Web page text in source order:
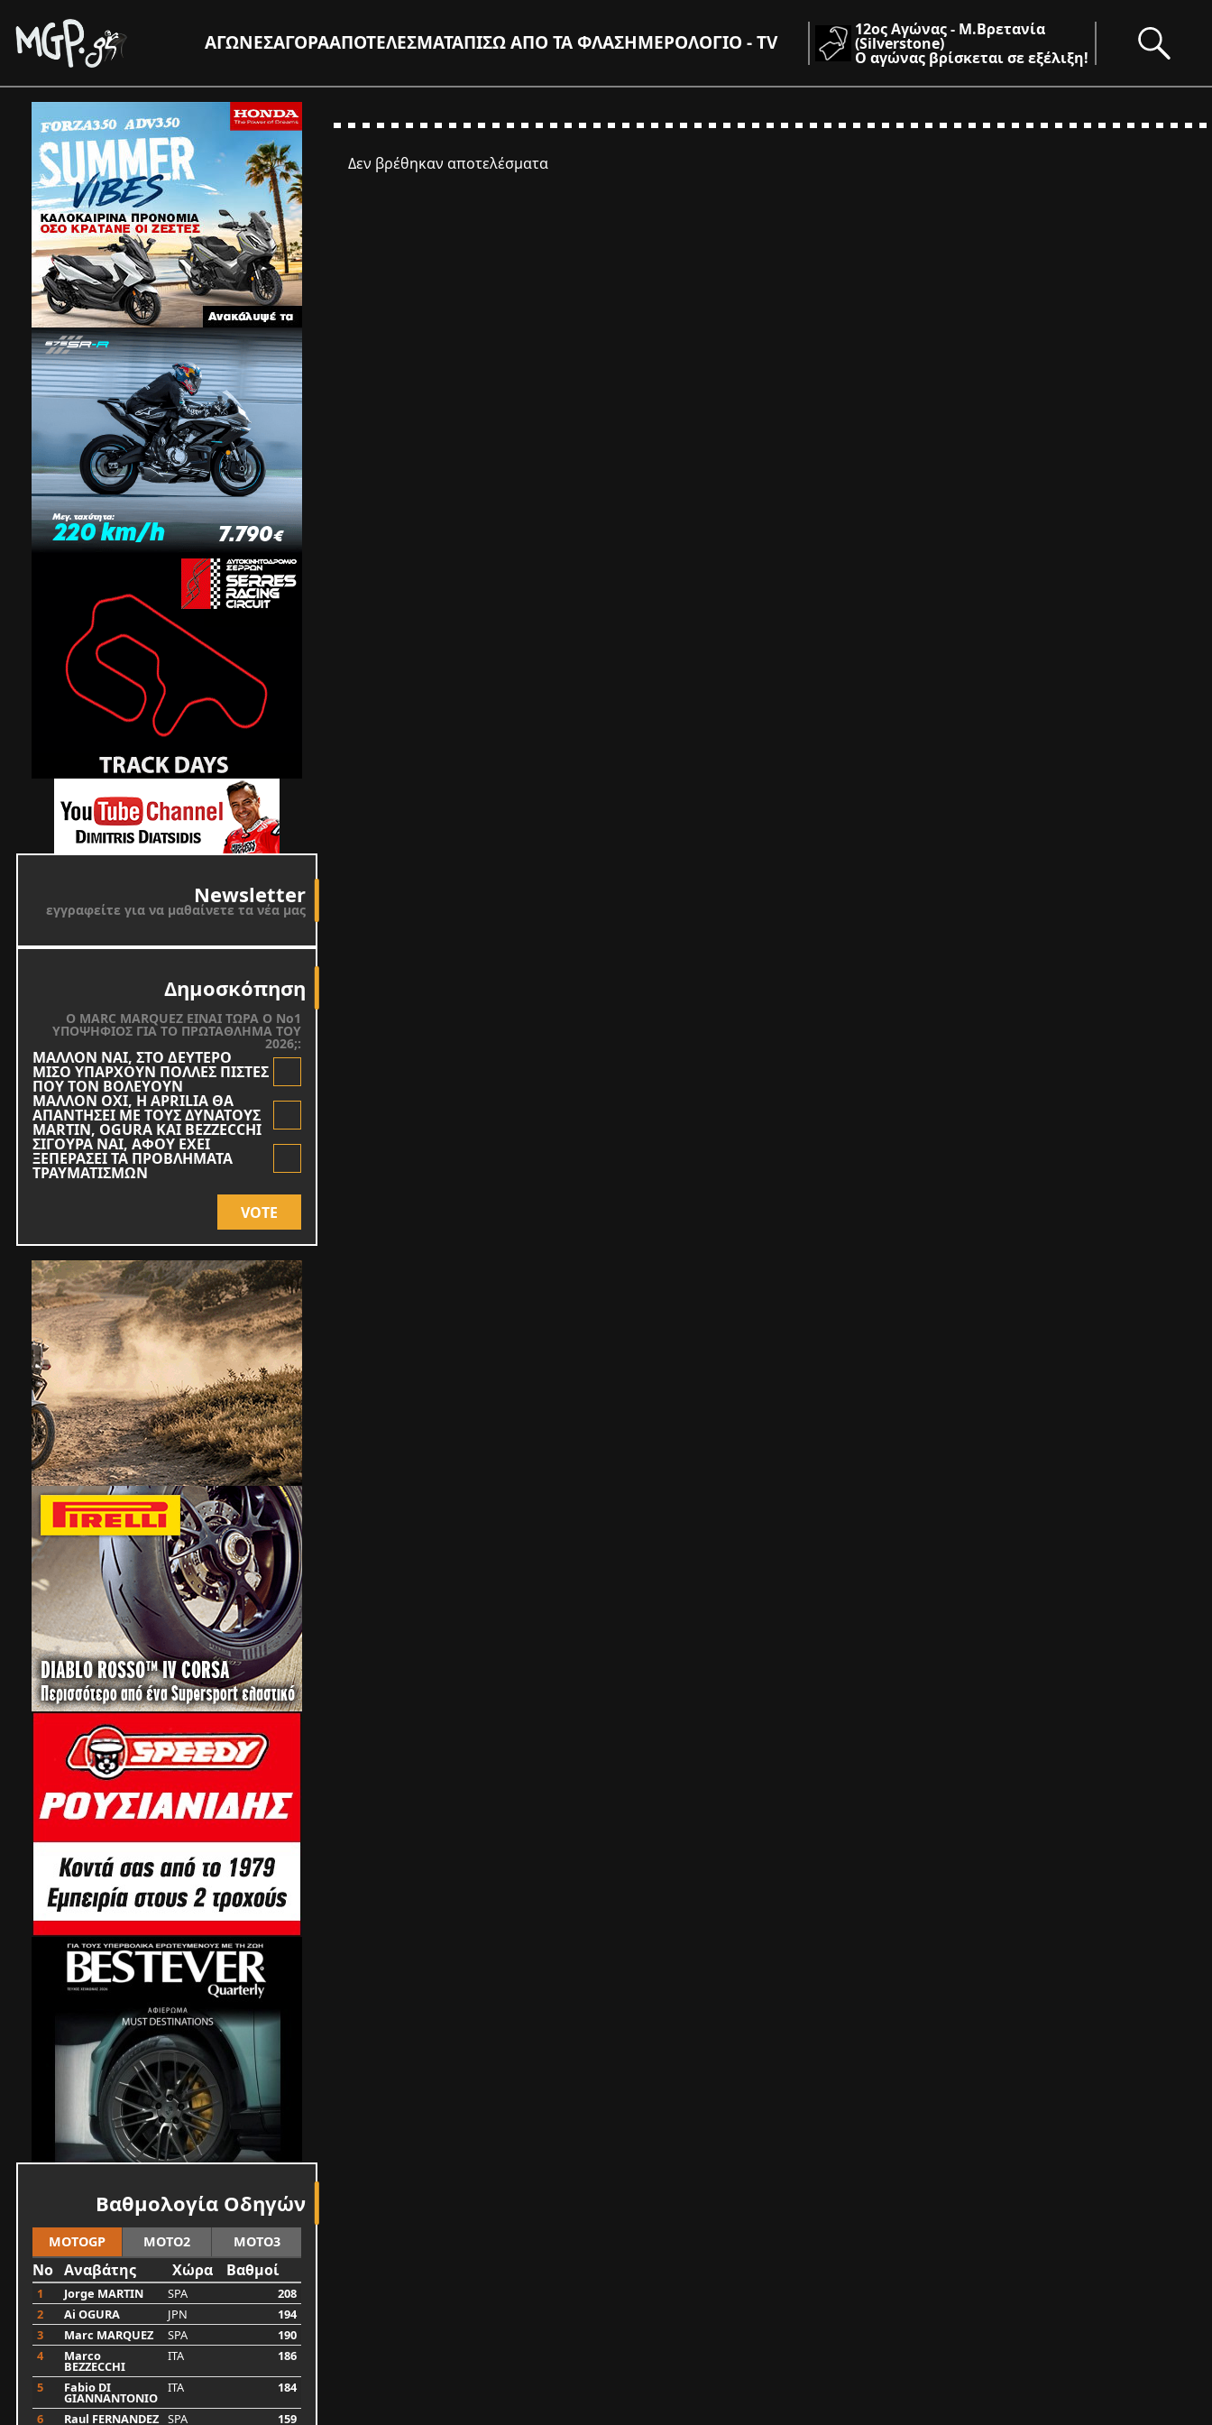
ΑΓΩΝΕΣΑΓΟΡΑΑΠΟΤΕΛΕΣΜΑΤΑΠΙΣΩ ΑΠΟ ΤΑ ΦΛΑΣΗΜΕΡΟΛΟΓΙΟ - TV
12ος Αγώνας - Μ.Βρετανία
(Silverstone)
Ο αγώνας βρίσκεται σε εξέλιξη!
Newsletter
εγγραφείτε για να μαθαίνετε τα νέα μας
Δημοσκόπηση
O MARC MARQUEZ ΕΙΝΑΙ ΤΩΡΑ Ο Νο1
ΥΠΟΨΗΦΙΟΣ ΓΙΑ ΤΟ ΠΡΩΤΑΘΛΗΜΑ ΤΟΥ
2026;:
ΜΑΛΛΟΝ ΝΑΙ, ΣΤΟ ΔΕΥΤΕΡΟ
ΜΙΣΟ ΥΠΑΡΧΟΥΝ ΠΟΛΛΕΣ ΠΙΣΤΕΣ
ΠΟΥ ΤΟΝ ΒΟΛΕΥΟΥΝ
ΜΑΛΛΟΝ ΟΧΙ, Η APRILIA ΘΑ
ΑΠΑΝΤΗΣΕΙ ΜΕ ΤΟΥΣ ΔΥΝΑΤΟΥΣ
MARTIN, OGURA KAI BEZZECCHI
ΣΙΓΟΥΡΑ ΝΑΙ, ΑΦΟΥ ΕΧΕΙ
ΞΕΠΕΡΑΣΕΙ ΤΑ ΠΡΟΒΛΗΜΑΤΑ
ΤΡΑΥΜΑΤΙΣΜΩΝ
VOTE
Δεν βρέθηκαν αποτελέσματα
Βαθμολογία Οδηγών
MOTOGP MOTO2 MOTO3
No Αναβάτης Χώρα Βαθμοί
1 Jorge MARTIN SPA
208
2
Ai OGURA JPN
194
3
Marc MARQUEZ SPA
190
4
Marco
BEZZECCHI
ITA
186
5
Fabio DI
GIANNANTONIO
ITA
184
6
Raul FERNANDEZ SPA 159